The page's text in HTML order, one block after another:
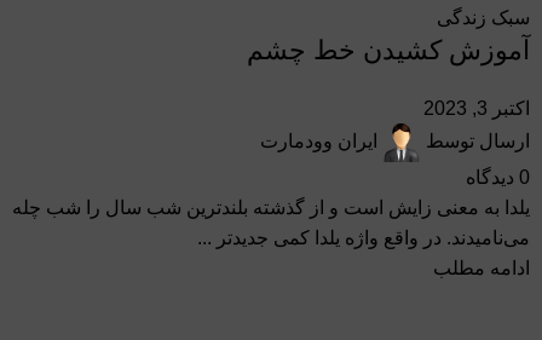
سبک زندگی
آموزش کشیدن خط چشم
اکتبر 3, 2023
ارسال توسط
ایران وودمارت
0 دیدگاه
یلدا به معنی زایش است و از گذشته بلندترین شب سال را شب چله
می‌نامیدند. در واقع واژه یلدا کمی جدیدتر ...
ادامه مطلب